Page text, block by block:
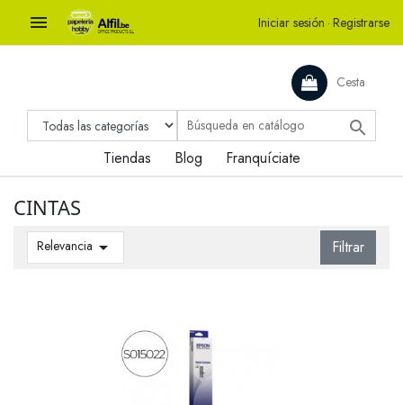
 Iniciar sesión · Registrarse
Cesta

Tiendas Blog Franquíciate
CINTAS
Relevancia  Filtrar